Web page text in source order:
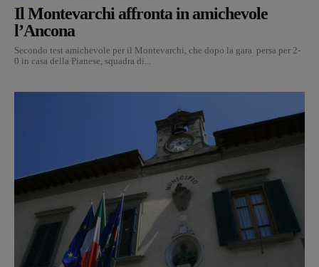
Il Montevarchi affronta in amichevole
l’Ancona
Secondo test amichevole per il Montevarchi, che dopo la gara persa per 2-
0 in casa della Pianese, squadra di...